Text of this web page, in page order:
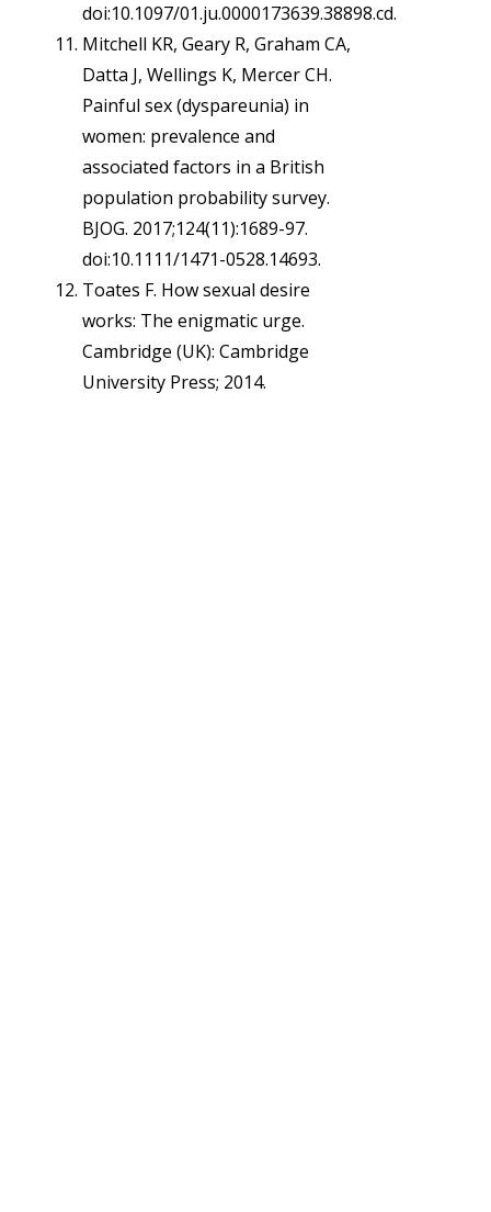
doi:10.1097/01.ju.0000173639.38898.cd.
Mitchell KR, Geary R, Graham CA,
Datta J, Wellings K, Mercer CH.
Painful sex (dyspareunia) in
women: prevalence and
associated factors in a British
population probability survey.
BJOG. 2017;124(11):1689-97.
doi:10.1111/1471-0528.14693.
Toates F. How sexual desire
works: The enigmatic urge.
Cambridge (UK): Cambridge
University Press; 2014.